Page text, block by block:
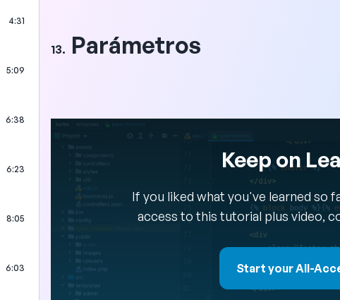
4:31
5:09
6:38
6:23
8:05
6:03
13. Parámetros
Keep on
If you liked what you've learned so
access to this tutorial plus video,
Start your All-